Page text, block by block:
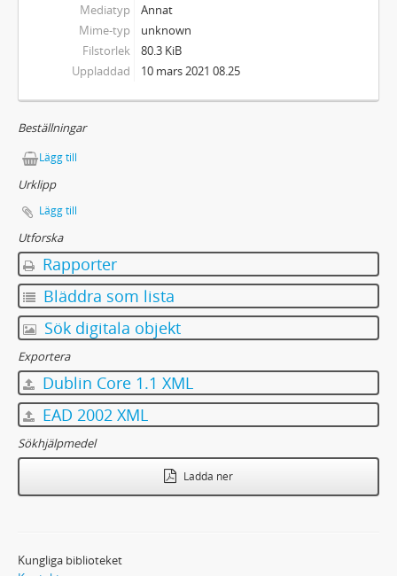
Mediatyp
Annat
Mime-typ
unknown
Filstorlek
80.3 KiB
Uppladdad
10 mars 2021 08.25
Beställningar
Lägg till
Urklipp
Lägg till
Utforska
Rapporter
Bläddra som lista
Sök digitala objekt
Exportera
Dublin Core 1.1 XML
EAD 2002 XML
Sökhjälpmedel
Ladda ner
Kungliga biblioteket